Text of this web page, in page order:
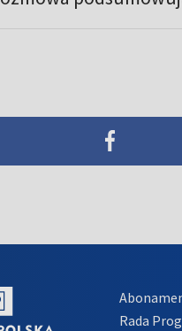
Rada